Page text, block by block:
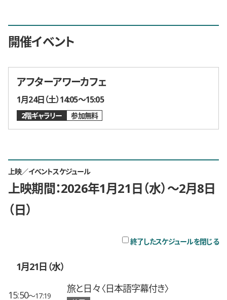
開催イベント
アフターアワーカフェ
開催日時
1月24日（土）14:05〜15:05
2階ギャラリー 参加無料
上映／イベントスケジュール
上映期間：2026年1月21日（水）〜2月8日
（日）
終了したスケジュールを閉じる
1月21日（水）
15:50〜17:19
旅と日々〈日本語字幕付き〉